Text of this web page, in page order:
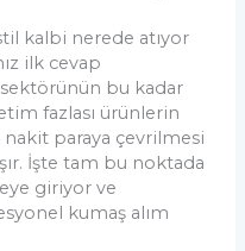
kalbi nerede atıyor
ilk cevap
sektörünün bu kadar
fazlası ürünlerin
paraya çevrilmesi
İşte tam bu noktada
giriyor ve
kumaş alım